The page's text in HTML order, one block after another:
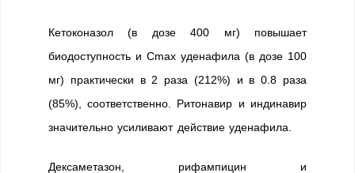
Кетоконазол (в дозе 400 мг) повышает
биодоступность и Cmax уденафила (в дозе 100
мг) практически в 2 раза (212%) и в 0.8 раза
(85%), соответственно. Ритонавир и индинавир
значительно усиливают действие уденафила.
Дексаметазон, рифампицин и